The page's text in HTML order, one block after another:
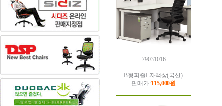
79031016
B형퍼즐L자책상(국산)
판매가:115,000원